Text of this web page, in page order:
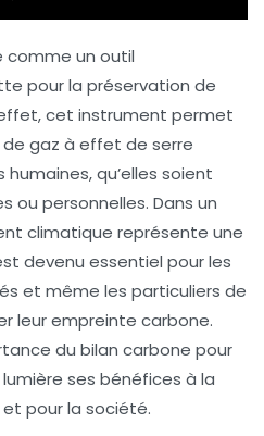
comme un outil
pour la préservation de
cet instrument permet
de gaz à effet de serre
qu’elles soient
ou personnelles. Dans un
climatique représente une
devenu essentiel pour les
et même les particuliers de
leur empreinte carbone.
du bilan carbone pour
ses bénéfices à la
et pour la société.